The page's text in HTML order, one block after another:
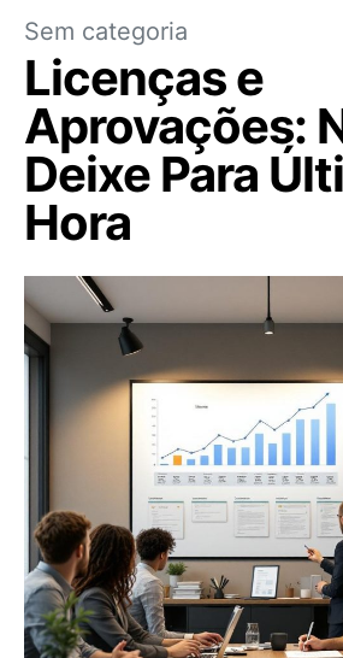
Sem categoria
Licenças e
Aprovações:
Deixe Para
Hora